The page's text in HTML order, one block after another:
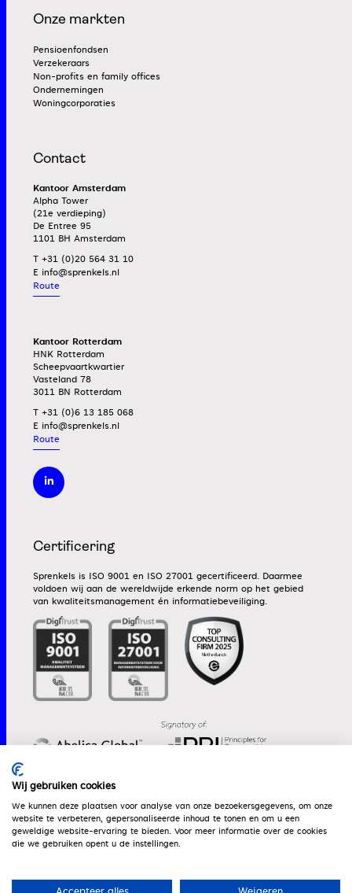
Onze markten
Pensioenfondsen
Verzekeraars
Non-profits en family offices
Ondernemingen
Woningcorporaties
Contact
Kantoor Amsterdam
Alpha Tower
(21e verdieping)
De Entree 95
1101 BH Amsterdam
T +31 (0)20 564 31 10
E
Route
Kantoor Rotterdam
HNK Rotterdam
Scheepvaartkwartier
Vasteland 78
3011 BN Rotterdam
T +31 (0)6 13 185 068
E
Route
Certificering
Sprenkels is ISO 9001 en ISO 27001 gecertificeerd. Daarmee
voldoen wij aan de wereldwijde erkende norm op het gebied
van kwaliteitsmanagement én informatiebeveiliging.
Werken bij Algemene voorwaarden
Dienstenwijzer
Vergelijkingskaart
MVO-beleid
Wij gebruiken cookies
We kunnen deze plaatsen voor analyse van onze bezoekersgegevens, om onze
website te verbeteren, gepersonaliseerde inhoud te tonen en om u een
geweldige website-ervaring te bieden. Voor meer informatie over de cookies
die we gebruiken opent u de instellingen.